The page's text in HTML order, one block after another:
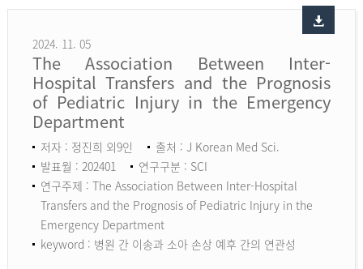
2024. 11. 05
The Association Between Inter-
Hospital Transfers and the Prognosis
of Pediatric Injury in the Emergency
Department
저자 : 정진희 외9인
출처 : J Korean Med Sci.
발표월 : 202401
연구구분 : SCI
연구주제 : The Association Between Inter-Hospital
Transfers and the Prognosis of Pediatric Injury in the
Emergency Department
keyword : 병원 간 이송과 소아 손상 예후 간의 연관성